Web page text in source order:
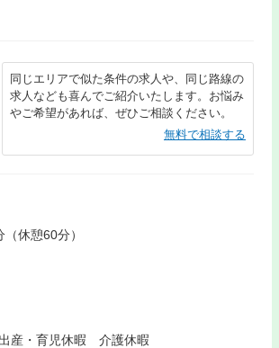
同じエリアで似た条件の求人や、同じ路線の
求人なども喜んでご紹介いたします。お悩み
やご希望があれば、ぜひご相談ください。
無料で相談する
休憩60分）
・育児休暇 介護休暇